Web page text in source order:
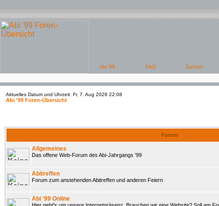
Aktuelles Datum und Uhrzeit: Fr, 7. Aug 2026 22:08
Abi '99 Foren-Übersicht
Forum
Allgemeines
Das offene Web-Forum des Abi-Jahrgangs '99
Abitreffen
Forum zum anstehenden Abitreffen und anderen Feiern
Abi '99 Online